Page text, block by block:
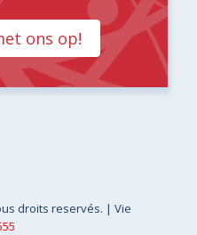
ons op!
droits reservés. |Vie